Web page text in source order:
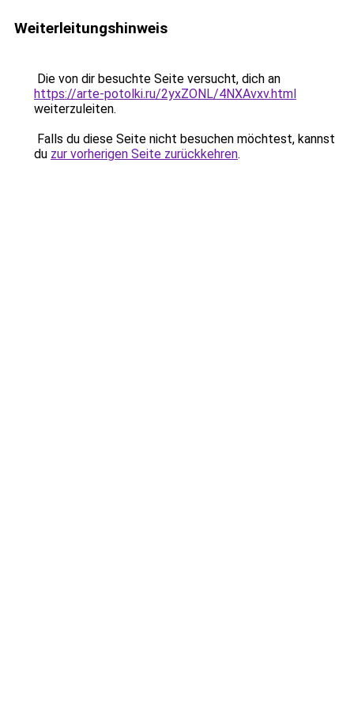
Weiterleitungshinweis
Die von dir besuchte Seite versucht, dich an
https://arte-potolki.ru/2yxZONL/4NXAvxv.html
weiterzuleiten.
Falls du diese Seite nicht besuchen möchtest, kannst
du zur vorherigen Seite zurückkehren.